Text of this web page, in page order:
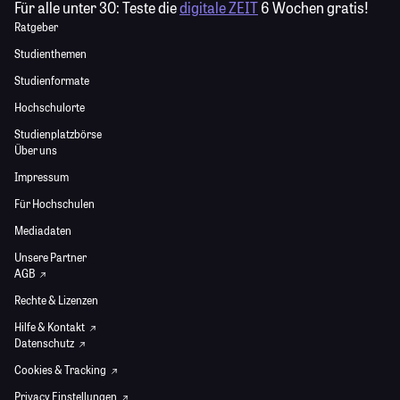
Für alle unter 30:Teste diedigitale ZEIT6 Wochen gratis!
Ratgeber
Studienthemen
Studienformate
Hochschulorte
Studienplatzbörse
Über uns
Impressum
Für Hochschulen
Mediadaten
Unsere Partner
AGB
Rechte & Lizenzen
Hilfe & Kontakt
Datenschutz
Cookies & Tracking
Privacy Einstellungen